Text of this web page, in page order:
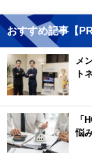
おすすめ記事【PR
メ
ト
「
悩